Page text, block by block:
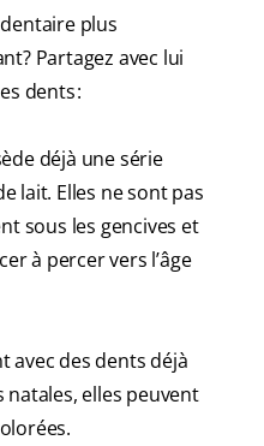
plus
Partagez avec lui
dents :
déjà une série
lait. Elles ne sont pas
sous les gencives et
à percer vers l’âge
avec des dents déjà
elles peuvent